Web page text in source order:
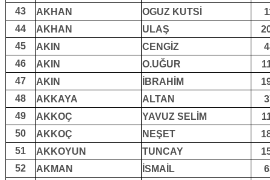
43
AKHAN OGUZ KUTSİ
44
AKHAN ULAŞ
45
AKIN CENGİZ
46
AKIN O.UĞUR
47
AKIN İBRAHİM
48
AKKAYA ALTAN
49
AKKOÇ YAVUZ SELİM
50
AKKOÇ NEŞET
51
AKKOYUN TUNCAY
52
AKMAN İSMAİL